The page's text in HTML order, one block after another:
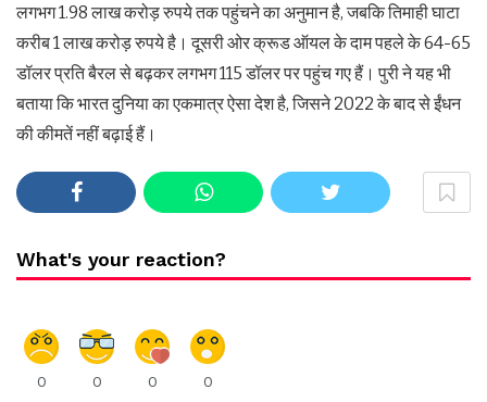
लगभग 1.98 लाख करोड़ रुपये तक पहुंचने का अनुमान है, जबकि तिमाही घाटा
करीब 1 लाख करोड़ रुपये है। दूसरी ओर क्रूड ऑयल के दाम पहले के 64-65
डॉलर प्रति बैरल से बढ़कर लगभग 115 डॉलर पर पहुंच गए हैं। पुरी ने यह भी
बताया कि भारत दुनिया का एकमात्र ऐसा देश है, जिसने 2022 के बाद से ईंधन
की कीमतें नहीं बढ़ाई हैं।
What's your reaction?
0 0 0 0